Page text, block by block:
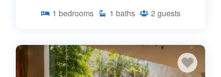
1 bedrooms 1 baths 2 guests